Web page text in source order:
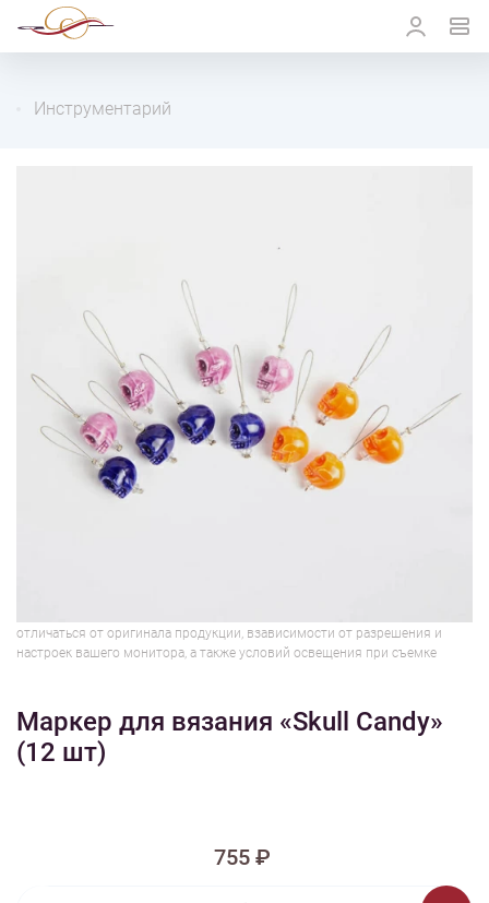
Инструментарий
отличаться от оригинала продукции, взависимости от разрешения и
настроек вашего монитора, а также условий освещения при съемке
Маркер для вязания «Skull Candy»
(12 шт)
755 ₽